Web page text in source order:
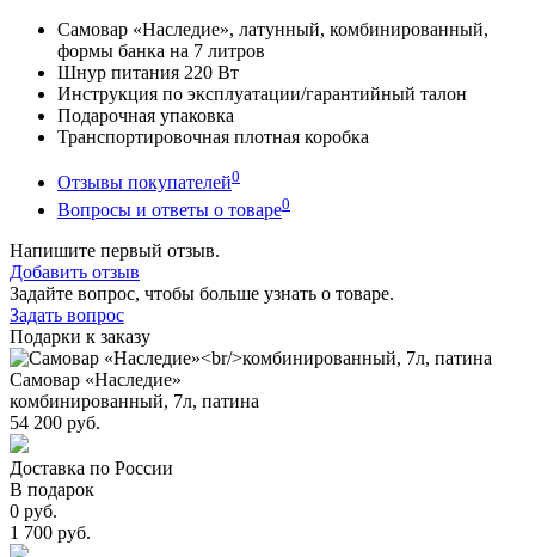
Самовар «Наследие», латунный, комбинированный,
формы банка на 7 литров
Шнур питания 220 Вт
Инструкция по эксплуатации/гарантийный талон
Подарочная упаковка
Транспортировочная плотная коробка
Отзывы покупателей0
Вопросы и ответы о товаре0
Напишите первый отзыв.
Добавить отзыв
Задайте вопрос, чтобы больше узнать о товаре.
Задать вопрос
Подарки к заказу
Самовар «Наследие»
комбинированный, 7л, патина
54 200 руб.
Доставка по России
В подарок
0 руб.
1 700 руб.